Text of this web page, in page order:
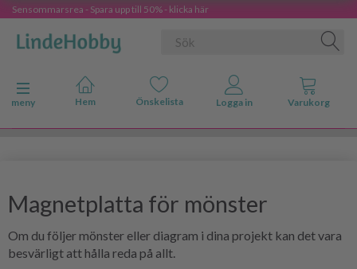
Sensommarsrea - Spara upp till 50% - klicka här
Ändra navigering
meny
Magnetplatta för mönster
Om du följer mönster eller diagram i dina projekt kan det vara
besvärligt att hålla reda på allt.